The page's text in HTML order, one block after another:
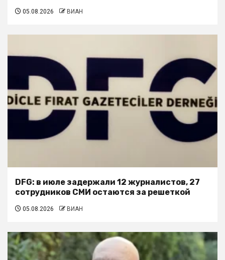
05.08.2026 ВИАН
DFG: в июле задержали 12 журналистов, 27
сотрудников СМИ остаются за решеткой
05.08.2026 ВИАН